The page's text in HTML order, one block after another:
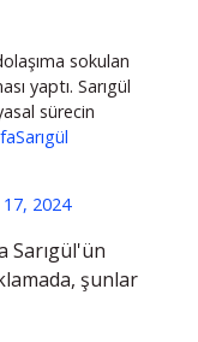
sokulan
yaptı. Sarıgül
sürecin
17, 2024
Sarıgül'ün
şunlar